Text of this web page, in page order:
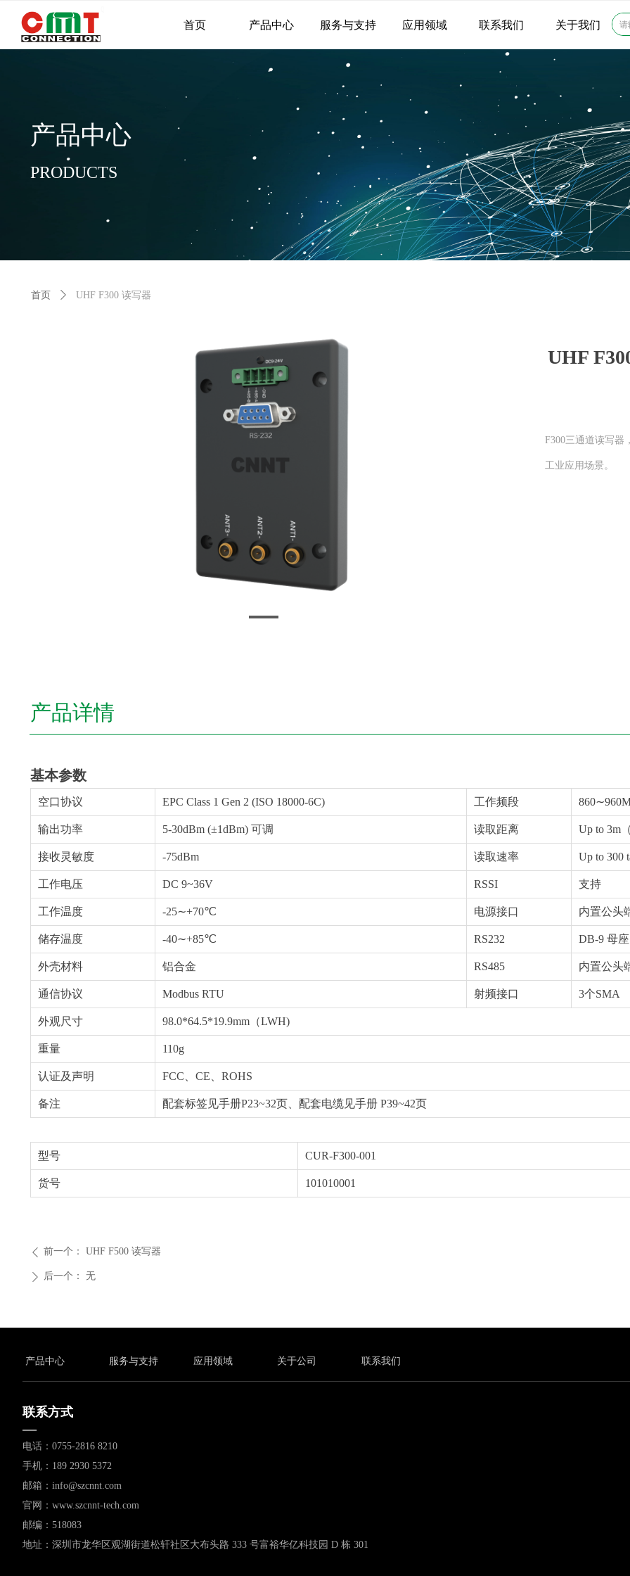
首页 产品中心 服务与支持 应用领域 联系我们 关于我们
首页 ꄲ UHF F300 读写器
UHF
F300三通道读写器
工业应用场景。
ꄴ 前一个： UHF F500 读写器
ꄲ 后一个： 无
基本参数
空口协议 EPC Class 1 Gen 2 (ISO 18000-6C) 工作频段
输出功率 5-30dBm (±1dBm) 可调 读取距离 Up to 3m
接收灵敏度 -75dBm 读取速率 Up to 300
工作电压 DC 9~36V RSSI 支持
工作温度 -25∼+70℃ 电源接口 内置公头
储存温度 -40∼+85℃ RS232 DB-9 母座
外壳材料 铝合金 RS485 内置公头
通信协议 Modbus RTU 射频接口 3个SMA
外观尺寸 98.0*64.5*19.9mm（LWH)
重量 110g
认证及声明 FCC、CE、ROHS
备注 配套标签见手册P23~32页、配套电缆见手册 P39~42页
型号 CUR-F300-001
货号 101010001
产品中心
PRODUCTS
产品详情
产品中心 服务与支持 应用领域 关于公司 联系我们
联系方式
—
电话：0755-2816 8210
手机：189 2930 5372
邮箱：info@szcnnt.com
官网：www.szcnnt-tech.com
邮编：518083
地址：深圳市龙华区观湖街道松轩社区大布头路 333 号富裕华亿科技园 D 栋 301